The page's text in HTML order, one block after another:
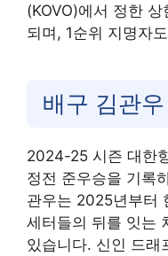
(KOVO)에서 정한
되며, 1순위 지명자
배구 김관
2024-25 시즌 대한
정전 준우승을 기록
관우는 2025년부터
세터들의 뒤를 잇는
있습니다. 신인 드래